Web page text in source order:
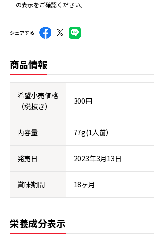
の表示をご確認ください。
シェアする
商品情報
希望小売価格
（税抜き）
300円
内容量 77g(1人前）
発売日 2023年3月13日
賞味期間 18ヶ月
栄養成分表示